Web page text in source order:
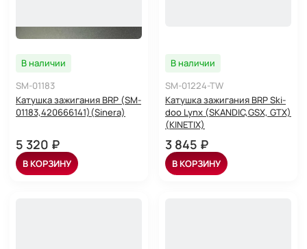
В наличии
SM-01183
Катушка зажигания BRP (SM-
01183,420666141)(Sinera)
5 320 ₽
В КОРЗИНУ
В наличии
SM-01224-TW
Катушка зажигания BRP Ski-
doo Lynx (SKANDIC,GSX, GTX)
(KINETIX)
3 845 ₽
В КОРЗИНУ